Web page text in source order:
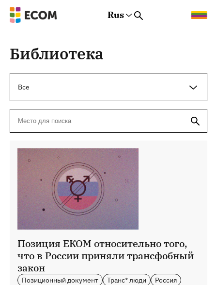
Rus
Библиотека
Все
Позиция ЕКОМ относительно того,
что в России приняли трансфобный
закон
Позиционный документ Транс* люди
Россия